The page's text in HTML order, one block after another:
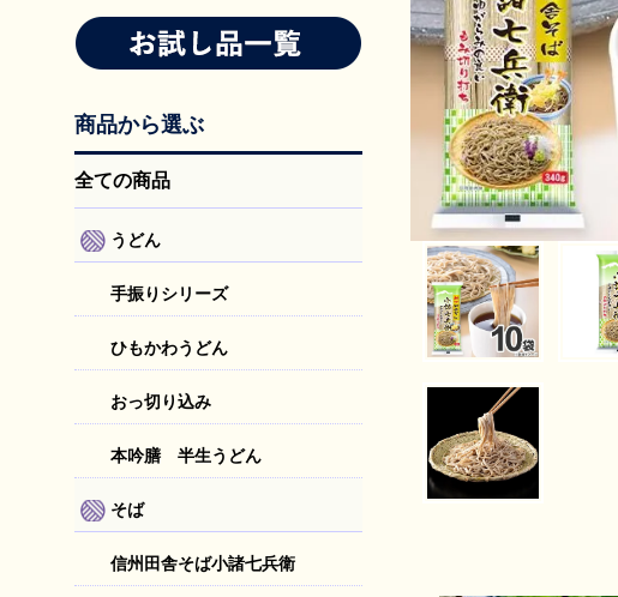
商品から選ぶ
全ての商品
うどん
手振りシリーズ
ひもかわうどん
おっ切り込み
本吟膳 半生うどん
そば
信州田舎そば小諸七兵衛